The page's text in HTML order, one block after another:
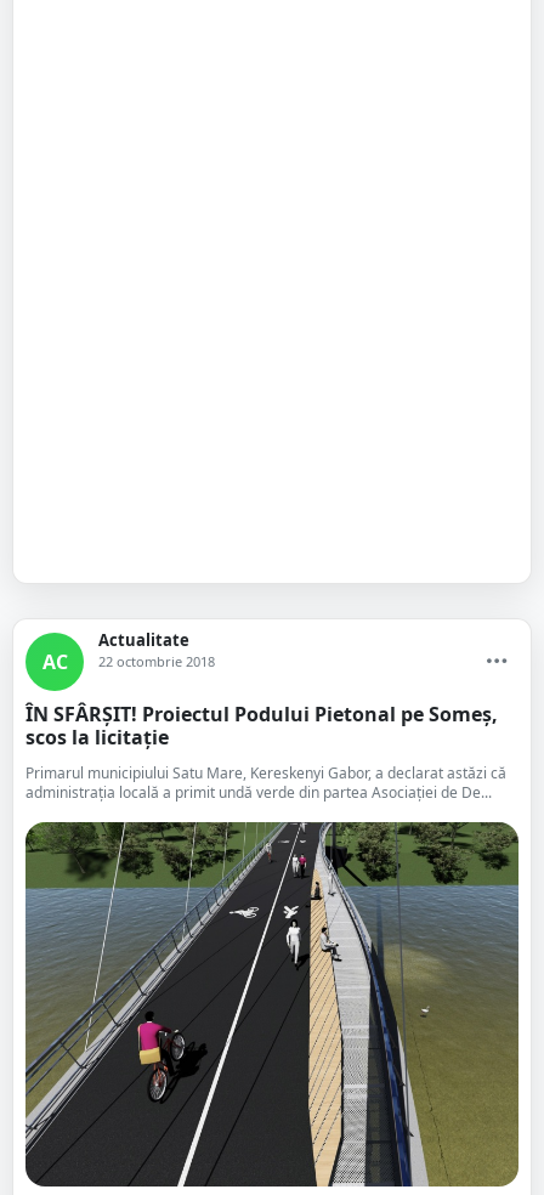
AC
Actualitate
22 octombrie 2018
ÎN SFÂRȘIT! Proiectul Podului Pietonal pe Someș,
scos la licitație
Primarul municipiului Satu Mare, Kereskenyi Gabor, a declarat astăzi că
administrația locală a primit undă verde din partea Asociației de De...